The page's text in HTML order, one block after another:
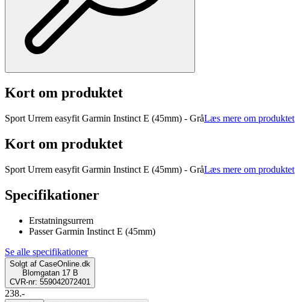
Kort om produktet
Sport Urrem easyfit Garmin Instinct E (45mm) - GråLæs mere om produktet
Kort om produktet
Sport Urrem easyfit Garmin Instinct E (45mm) - GråLæs mere om produktet
Specifikationer
Erstatningsurrem
Passer Garmin Instinct E (45mm)
Se alle specifikationer
Solgt af CaseOnline.dk
Blomgatan 17 B
CVR-nr: 559042072401
238.-